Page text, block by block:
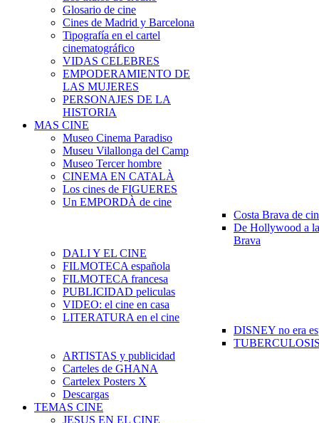
Glosario de cine
Cines de Madrid y Barcelona
Tipografía en el cartel
cinematográfico
VIDAS CELEBRES
EMPODERAMIENTO DE
LAS MUJERES
PERSONAJES DE LA
HISTORIA
MAS CINE
Museo Cinema Paradiso
Museu Vilallonga del Camp
Museo Tercer hombre
CINEMA EN CATALÀ
Los cines de FIGUERES
Un EMPORDÀ de cine
Costa Brava de
De Hollywood a
Brava
DALI Y EL CINE
FILMOTECA española
FILMOTECA francesa
PUBLICIDAD peliculas
VIDEO: el cine en casa
LITERATURA en el cine
DISNEY no era
ARTISTAS y publicidad
Carteles de GHANA
Cartelex Posters X
Descargas
TEMAS CINE
JESUS EN EL CINE